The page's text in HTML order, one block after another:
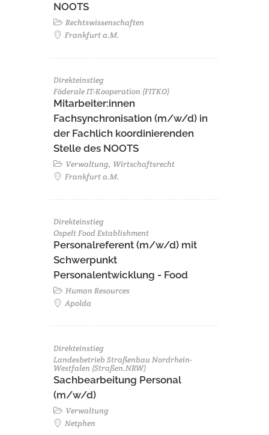
NOOTS
Rechtswissenschaften
Frankfurt a.M.
Direkteinstieg
Föderale IT-Kooperation (FITKO)
Mitarbeiter:innen
Fachsynchronisation (m/w/d) in
der Fachlich koordinierenden
Stelle des NOOTS
Verwaltung, Wirtschaftsrecht
Frankfurt a.M.
Direkteinstieg
Ospelt Food Establishment
Personalreferent (m/w/d) mit
Schwerpunkt
Personalentwicklung - Food
Human Resources
Apolda
Direkteinstieg
Landesbetrieb Straßenbau Nordrhein-
Westfalen (Straßen.NRW)
Sachbearbeitung Personal
(m/w/d)
Verwaltung
Netphen